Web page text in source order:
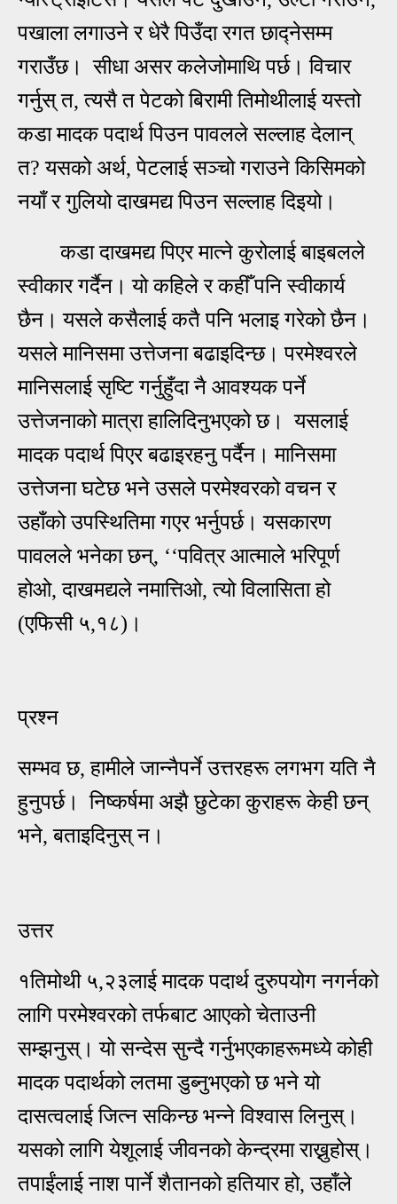
पखाला लगाउने र धेरै पिउँदा रगत छाद्नेसम्म
गराउँछ। सीधा असर कलेजोमाथि पर्छ। विचार
गर्नुस् त, त्यसै त पेटको बिरामी तिमोथीलाई यस्तो
कडा मादक पदार्थ पिउन पावलले सल्लाह देलान्
त? यसको अर्थ, पेटलाई सञ्चो गराउने किसिमको
नयाँ र गुलियो दाखमद्य पिउन सल्लाह दिइयो।
कडा दाखमद्य पिएर मात्ने कुरोलाईबाइबलले
स्वीकार गर्दैन। यो कहिलेर कहीँ पनि स्वीकार्य
छैन। यसले कसैलाई कतै पनि भलाइ गरेको छैन।
यसले मानिसमा उत्तेजना बढाइदिन्छ। परमेश्वरले
मानिसलाई सृष्टि गर्नुहुँदा नै आवश्यक पर्ने
उत्तेजनाको मात्रा हालिदिनुभएको छ। यसलाई
मादक पदार्थ पिएर बढाइरहनु पर्दैन। मानिसमा
उत्तेजना घटेछ भने उसले परमेश्वरको वचन र
उहाँको उपस्थितिमा गएर भर्नुपर्छ। यसकारण
पावलले भनेका छन्, ‘‘पवित्र आत्माले भरिपूर्ण
होओ, दाखमद्यले नमात्तिओ, त्यो विलासिता हो
(एफिसी ५,१८)।
प्रश्न
सम्भव छ, हामीले जान्नैपर्ने उत्तरहरू लगभग यति नै
हुनुपर्छ। निष्कर्षमा अझै छुटेका कुराहरू केही छन्
भने, बताइदिनुस् न।
उत्तर
१तिमोथी ५,२३लाई मादक पदार्थ दुरुपयोग नगर्नको
लागि परमेश्वरको तर्फबाट आएको चेताउनी
सम्झनुस्। यो सन्देस सुन्दै गर्नुभएकाहरूमध्ये कोही
मादक पदार्थको लतमा डुब्नुभएको छ भने यो
दासत्वलाई जित्न सकिन्छ भन्ने विश्वास लिनुस्।
यसको लागि येशूलाई जीवनको केन्द्रमा राख्नुहोस्।
तपाईंलाई नाश पार्ने शैतानको हतियार हो, उहाँले